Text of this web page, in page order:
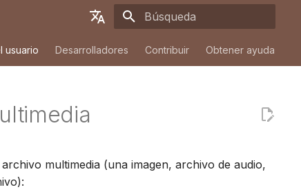
English
Español
Tiếng Việt
usuario Desarrolladores Contribuir Obtener ayuda
multimedia (una imagen, archivo de audio,